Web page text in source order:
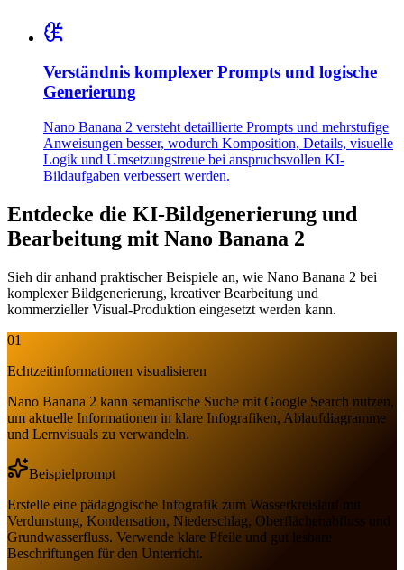
Verständnis komplexer Prompts und logische
Generierung
Nano Banana 2 versteht detaillierte Prompts und mehrstufige
Anweisungen besser, wodurch Komposition, Details, visuelle
Logik und Umsetzungstreue bei anspruchsvollen KI-
Bildaufgaben verbessert werden.
Entdecke die KI-Bildgenerierung und
Bearbeitung mit Nano Banana 2
Sieh dir anhand praktischer Beispiele an, wie Nano Banana 2 bei
komplexer Bildgenerierung, kreativer Bearbeitung und
kommerzieller Visual-Produktion eingesetzt werden kann.
01
Echtzeitinformationen visualisieren
Nano Banana 2 kann semantische Suche mit Google Search nutzen,
um aktuelle Informationen in klare Infografiken, Ablaufdiagramme
und Lernvisuals zu verwandeln.
Beispielprompt
Erstelle eine pädagogische Infografik zum Wasserkreislauf mit
Verdunstung, Kondensation, Niederschlag, Oberflächenabfluss und
Grundwasserfluss. Verwende klare Pfeile und gut lesbare
Beschriftungen für den Unterricht.